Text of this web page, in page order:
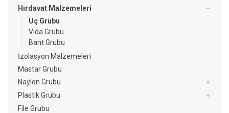
Hırdavat Malzemeleri
Uç Grubu
Vida Grubu
Bant Grubu
İzolasyon Malzemeleri
Mastar Grubu
Naylon Grubu
Plastik Grubu
File Grubu